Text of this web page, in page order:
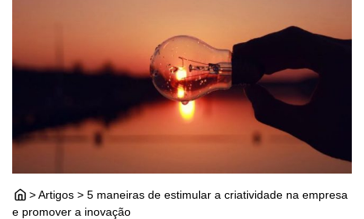
> Artigos > 5 maneiras de estimular a criatividade na empresa
e promover a inovação